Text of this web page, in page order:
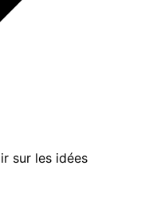
sur les idées